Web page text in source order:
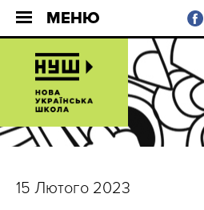
МЕНЮ
15 Лютого 2023